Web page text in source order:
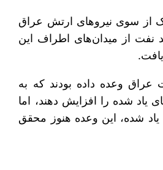
سوی نیروهای ارتش عراق
نفت از میدان‌های اطراف این
عراق وعده داده بودند که به
یاد شده را افزایش دهند، اما
یاد شده، این وعده هنوز محقق